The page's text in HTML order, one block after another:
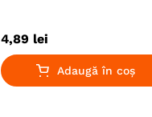
4,89 lei
Adaugă în coș